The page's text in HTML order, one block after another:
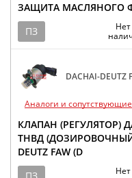
ЗАЩИТА МАСЛЯНОГО
ПЗ
DACHAI-DEUTZ
Аналоги и сопутствующие
КЛАПАН (РЕГУЛЯТОР)
ТНВД (ДОЗИРОВОЧНЫЙ
DEUTZ FAW (D